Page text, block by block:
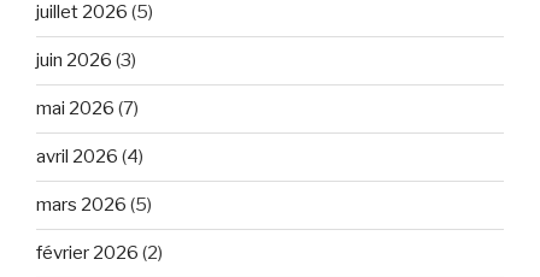
juillet 2026 (5)
juin 2026 (3)
mai 2026 (7)
avril 2026 (4)
mars 2026 (5)
février 2026 (2)